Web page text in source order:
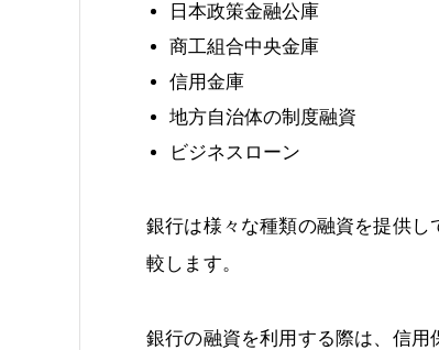
日本政策金融公庫
商工組合中央金庫
信用金庫
地方自治体の制度融資
ビジネスローン
銀行は様々な種類の融資を提供
較します。
銀行の融資を利用する際は、信